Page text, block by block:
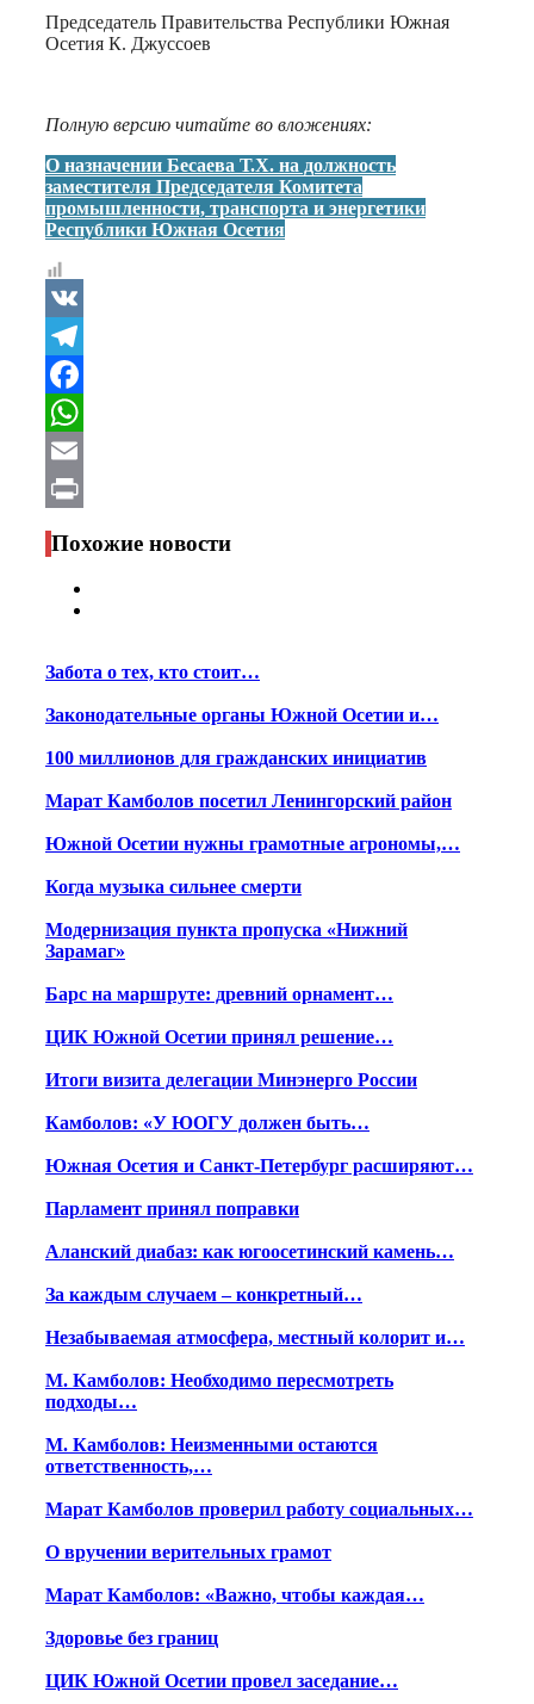
Председатель Правительства Республики Южная
Осетия К. Джуссоев
Полную версию читайте во вложениях:
О назначении Бесаева Т.Х. на должность
заместителя Председателя Комитета
промышленности, транспорта и энергетики
Республики Южная Осетия
VK
Telegram
Facebook
WhatsApp
Email
Print
Похожие новости
Забота о тех, кто стоит…
Законодательные органы Южной Осетии и…
100 миллионов для гражданских инициатив
Марат Камболов посетил Ленингорский район
Южной Осетии нужны грамотные агрономы,…
Когда музыка сильнее смерти
Модернизация пункта пропуска «Нижний
Зарамаг»
Барс на маршруте: древний орнамент…
ЦИК Южной Осетии принял решение…
Итоги визита делегации Минэнерго России
Камболов: «У ЮОГУ должен быть…
Южная Осетия и Санкт-Петербург расширяют…
Парламент принял поправки
Аланский диабаз: как югоосетинский камень…
За каждым случаем – конкретный…
Незабываемая атмосфера, местный колорит и…
М. Камболов: Необходимо пересмотреть
подходы…
М. Камболов: Неизменными остаются
ответственность,…
Марат Камболов проверил работу социальных…
О вручении верительных грамот
Марат Камболов: «Важно, чтобы каждая…
Здоровье без границ
ЦИК Южной Осетии провел заседание…